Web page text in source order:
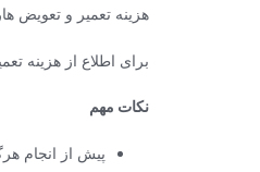
هزینه تعمیر و تعویض
برای اطلاع از هزینه
نکات مهم
پیش از انجام